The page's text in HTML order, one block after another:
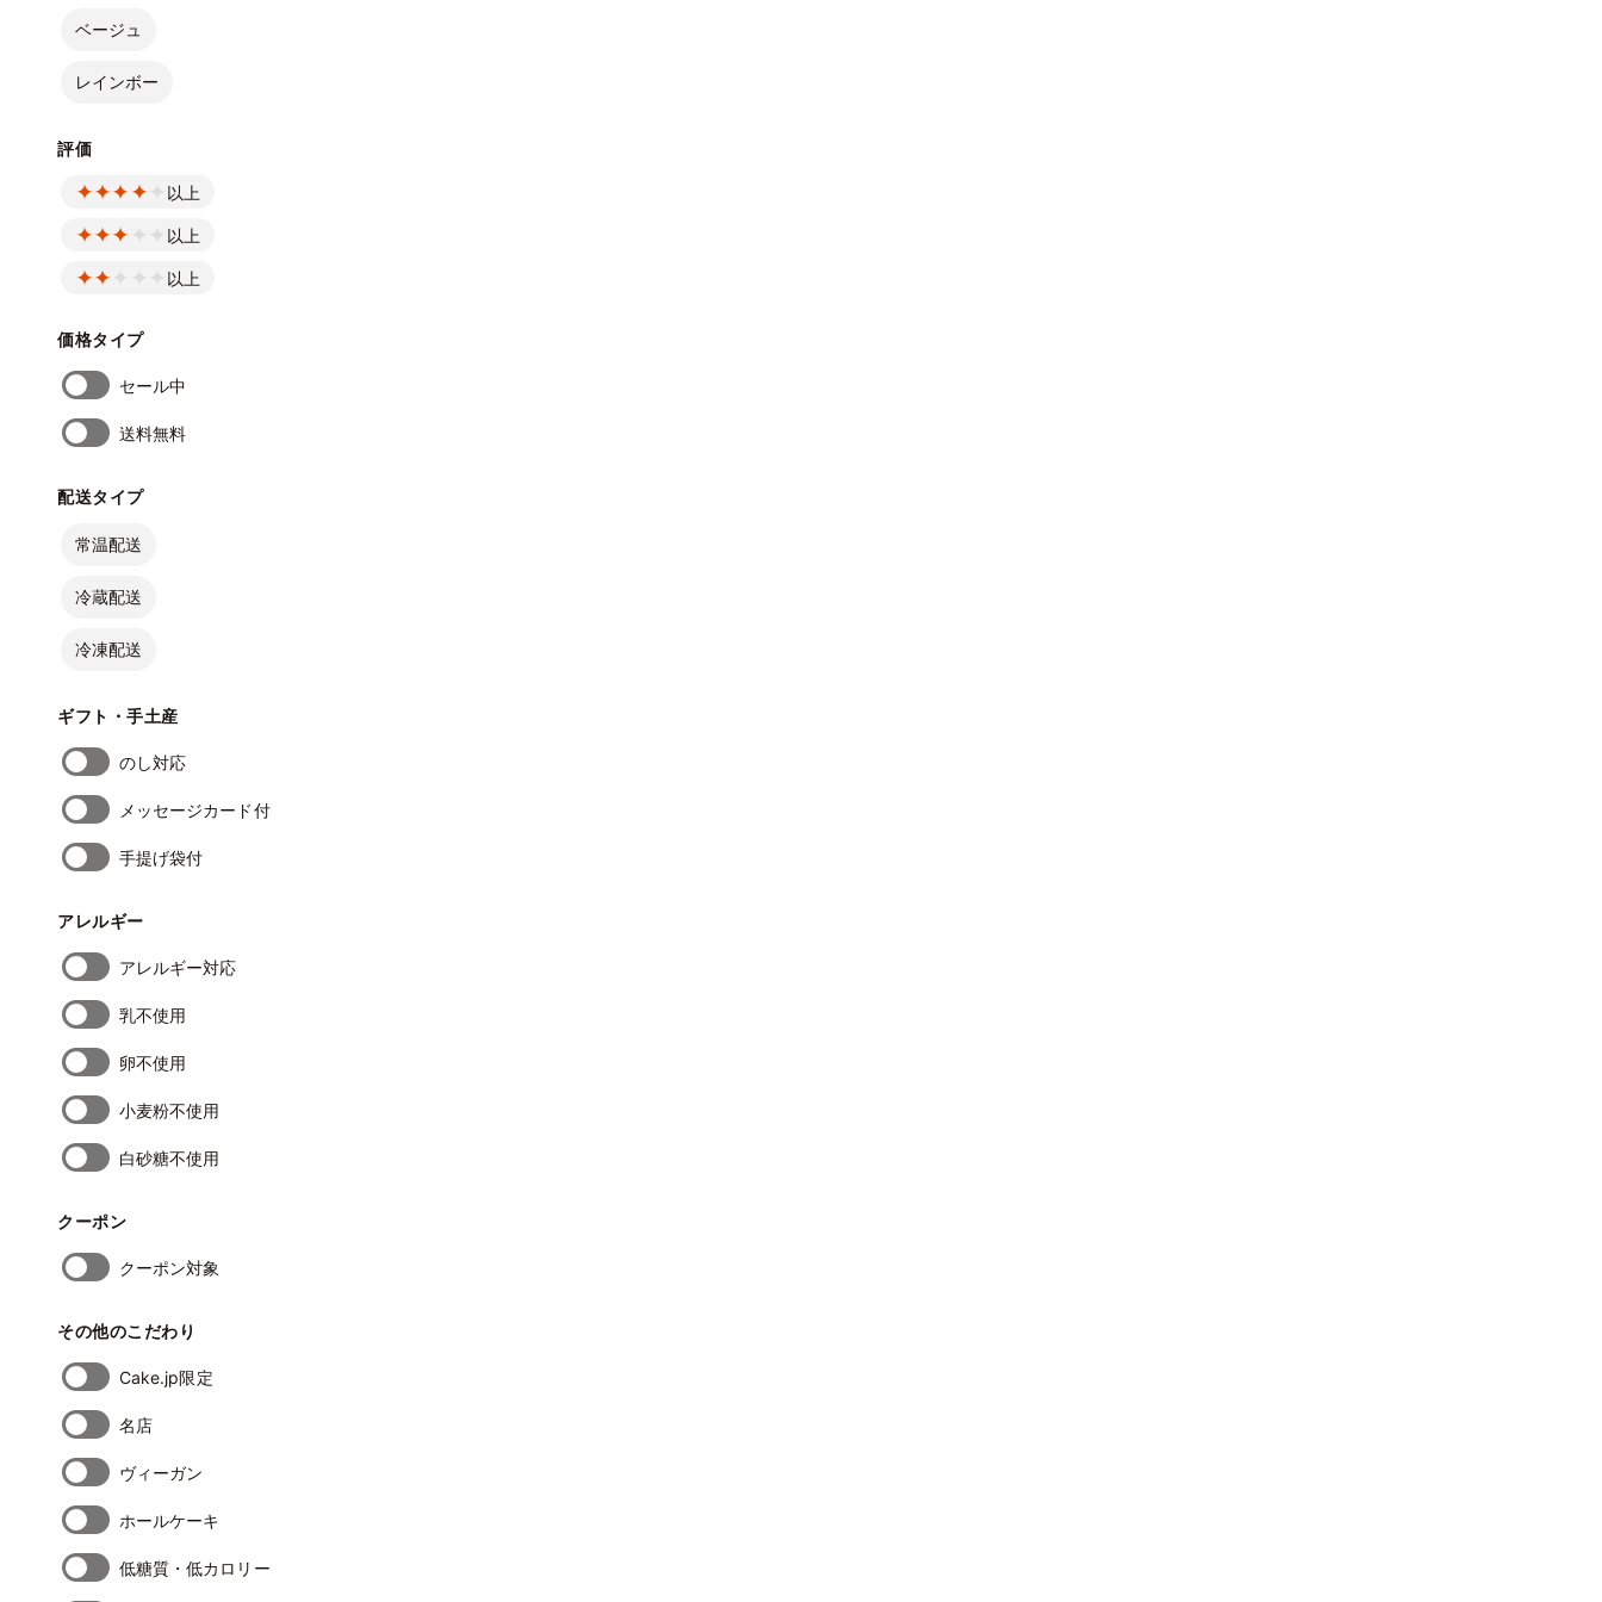
ベージュ
レインボー
評価
以上
以上
以上
価格タイプ
セール中
送料無料
配送タイプ
常温配送
冷蔵配送
冷凍配送
ギフト・手土産
のし対応
メッセージカード付
手提げ袋付
アレルギー
アレルギー対応
乳不使用
卵不使用
小麦粉不使用
白砂糖不使用
クーポン
クーポン対象
その他のこだわり
Cake.jp限定
名店
ヴィーガン
ホールケーキ
低糖質・低カロリー